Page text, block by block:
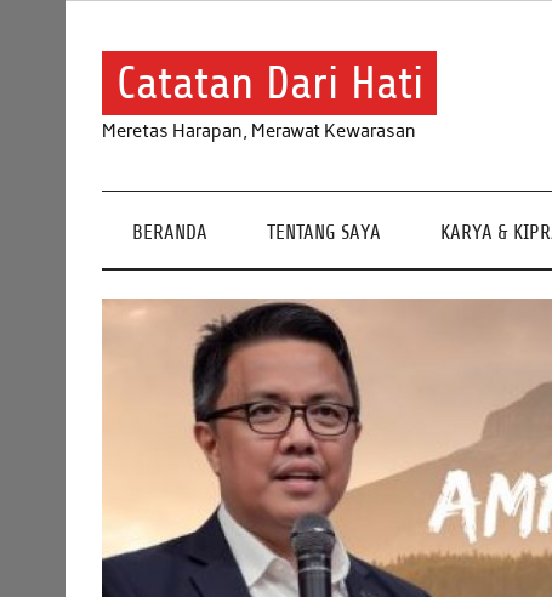
Catatan Dari Hati
Meretas Harapan, Merawat Kewarasan
BERANDA TENTANG SAYA KARYA &